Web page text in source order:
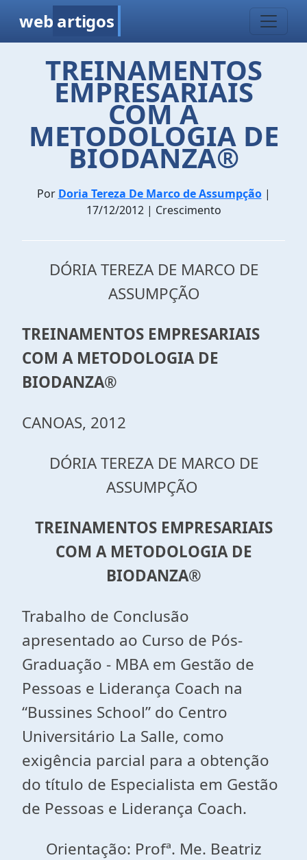
web artigos
TREINAMENTOS
EMPRESARIAIS
COM A
METODOLOGIA DE
BIODANZA®
Por Doria Tereza De Marco de Assumpção|
17/12/2012 | Crescimento
DÓRIA TEREZA DE MARCO DE
ASSUMPÇÃO
TREINAMENTOS EMPRESARIAIS
COM A METODOLOGIA DE
BIODANZA®
CANOAS, 2012
DÓRIA TEREZA DE MARCO DE
ASSUMPÇÃO
TREINAMENTOS EMPRESARIAIS
COM A METODOLOGIA DE
BIODANZA®
Trabalho de Conclusão
apresentado ao Curso de Pós-
Graduação - MBA em Gestão de
Pessoas e Liderança Coach na
“Bussines School” do Centro
Universitário La Salle, como
exigência parcial para a obtenção
do título de Especialista em Gestão
de Pessoas e Liderança Coach.
Orientação: Profª. Me. Beatriz